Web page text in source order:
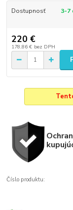
Dostupnosť 3-7
220 €
178,86 € bez DPH
Číslo produktu: